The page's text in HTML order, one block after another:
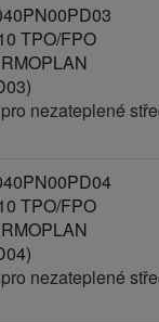
TPO/FPO
nezateplené
TPO/FPO
nezateplené